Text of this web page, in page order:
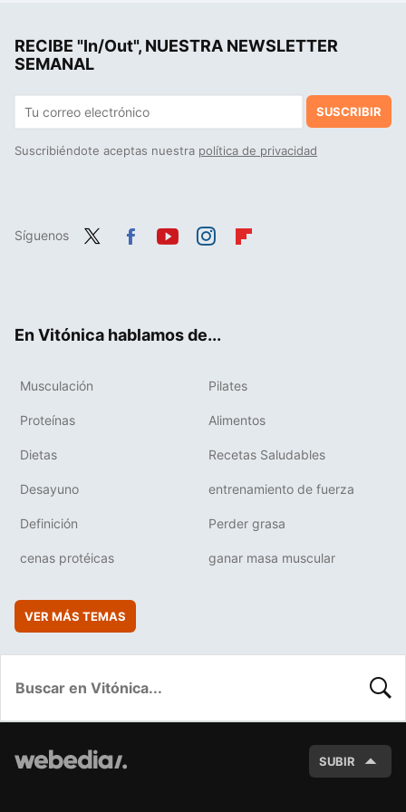
RECIBE "In/Out", NUESTRA NEWSLETTER
SEMANAL
SUSCRIBIR
Suscribiéndote aceptas nuestra política de privacidad
Síguenos
En Vitónica hablamos de...
Musculación Pilates
Proteínas Alimentos
Dietas Recetas Saludables
Desayuno entrenamiento de fuerza
Definición Perder grasa
cenas protéicas ganar masa muscular
VER MÁS TEMAS
SUBIR